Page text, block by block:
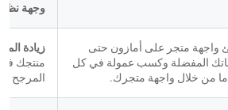
وجهة نظر
من خلال واجهة متجرك.
زيادة
المرجح